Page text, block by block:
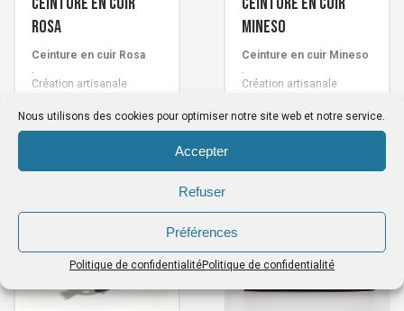
Nous utilisons des cookies pour optimiser notre site web et notre service.
Accepter
Refuser
Préférences
Politique de confidentialitéPolitique de confidentialité
Rosa
Ceinture en cuir Rosa
Création artisanale
Schistes.
59€
Mineso
Ceinture en cuir Mineso
Création artisanale
Schistes.
59€